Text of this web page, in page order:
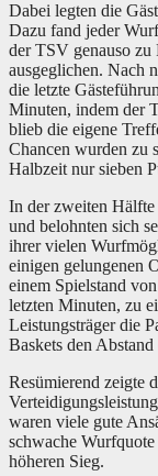
Dabei legten die
Dazu fand jeder
der TSV genauso zu
ausgeglichen. Nach
die letzte
Minuten, indem der
blieb die eigene
Chancen wurden zu
Halbzeit nur sieben
In der zweiten
und belohnten sich
ihrer vielen
einigen gelungenen
einem Spielstand
letzten Minuten, zu
Leistungsträger die
Baskets den
Resümierend zeigte
waren viele gute
schwache
höheren Sieg.